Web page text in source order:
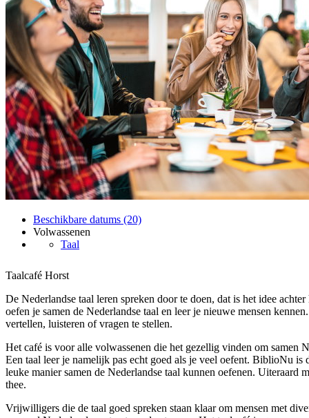
Beschikbare datums (20)
Volwassenen
Taal
Taalcafé Horst
De Nederlandse taal leren spreken door te doen, dat is het idee
oefen je samen de Nederlandse taal en leer je nieuwe mensen
vertellen, luisteren of vragen te stellen.
Het café is voor alle volwassenen die het gezellig vinden om samen
Een taal leer je namelijk pas echt goed als je veel oefent. BiblioNu is
leuke manier samen de Nederlandse taal kunnen oefenen. Uiteraard
thee.
Vrijwilligers die de taal goed spreken staan klaar om mensen met